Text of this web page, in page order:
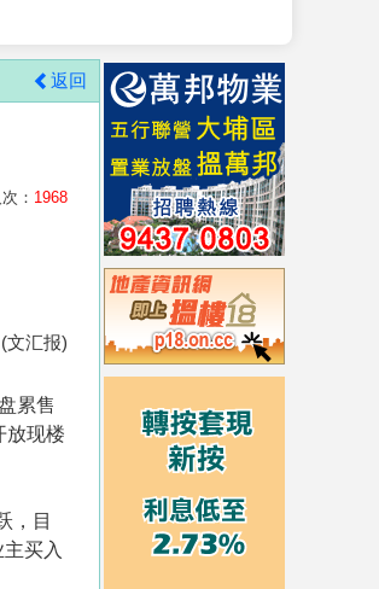
返回
： 1968
文汇报)
累售
放现楼
，目
买入